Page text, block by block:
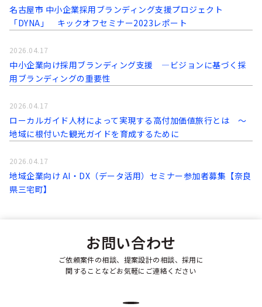
名古屋市 中小企業採用ブランディング支援プロジェクト
「DYNA」 キックオフセミナー2023レポート
中小企業向け採用ブランディング支援 ―ビジョンに基づく採
用ブランディングの重要性
2026.04.17
ローカルガイド人材によって実現する高付加価値旅行とは ～
地域に根付いた観光ガイドを育成するために
2026.04.17
地域企業向け AI・DX（データ活用）セミナー参加者募集【奈良
県三宅町】
2026.04.17
お問い合わせ
ご依頼案件の相談、提案設計の相談、採用に
関することなどお気軽にご連絡ください